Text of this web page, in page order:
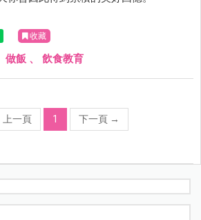
收藏
做飯 、 飲食教育
上一頁 1 下一頁 →